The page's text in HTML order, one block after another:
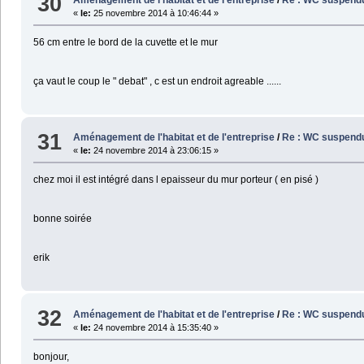
«le: 25 novembre 2014 à 10:46:44 »
56 cm entre le bord de la cuvette et le mur
ça vaut le coup le " debat" , c est un endroit agreable ......
31 Aménagement de l'habitat et de l'entreprise / Re : WC
« le: 24 novembre 2014 à 23:06:15 »
chez moi il est intégré dans l epaisseur du mur porteur ( en pisé )
bonne soirée
erik
32 Aménagement de l'habitat et de l'entreprise /Re : WC
«le: 24 novembre 2014 à 15:35:40 »
bonjour,